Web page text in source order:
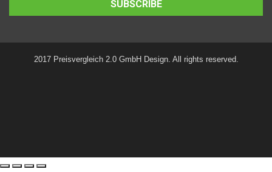
2017 Preisvergleich 2.0 GmbH Design. All rights reserved.